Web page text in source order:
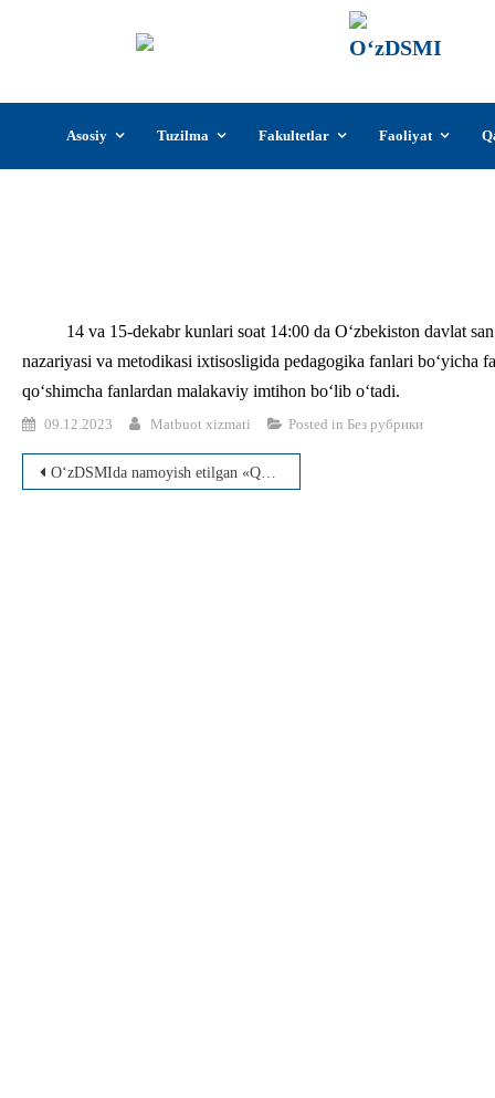
content
Asosiy Tuzilma Fakultetlar Faoliyat
14 va 15-dekabr kunlari soat 14:00 da О‘zbekiston davlat
nazariyasi va metodikasi ixtisosligida pedagogika fanlari
qo‘shimcha fanlardan malakaviy imtihon bо‘lib о‘tadi.
09.12.2023 Matbuot xizmati Posted in Без рубрики
Post
O‘zDSMIda namoyish etilgan «Qora quyosh» spektakli vazirlik hamda OTM rahbarlari tomonidan e’tirof etildi